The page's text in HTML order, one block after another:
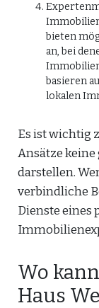
bieten
an, bei
basieren
lokalen
Es ist wichtig
Ansätze
darstellen.
verbindliche
Dienste eines
Wo
Haus